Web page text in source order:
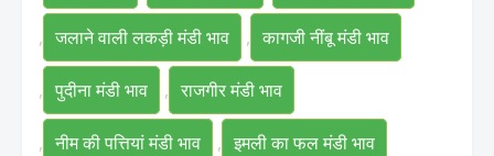
, जलाने वाली लकड़ी मंडी भाव , कागजी नींबू मंडी भाव
, पुदीना मंडी भाव , राजगीर मंडी भाव
, नीम की पत्तियां मंडी भाव , इमली का फल मंडी भाव